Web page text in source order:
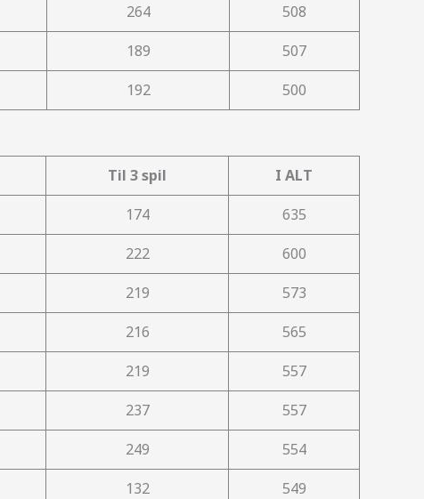
264
508
189
507
192 500
Til 3 spil
I ALT
174
635
222
600
219
573
216
565
219
557
237
557
249
554
132
549